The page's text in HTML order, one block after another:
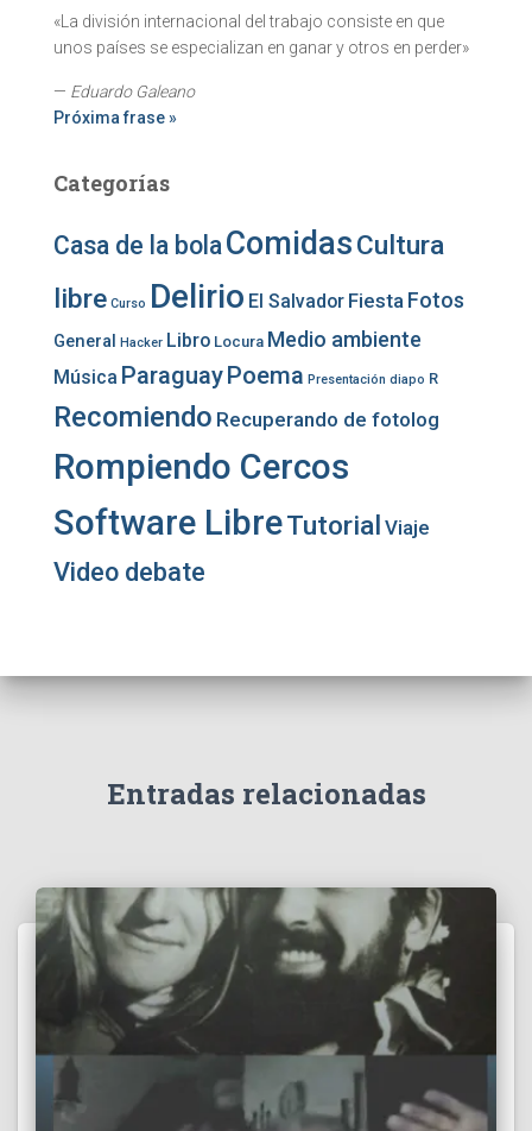
«La división internacional del trabajo consiste en que
unos países se especializan en ganar y otros en perder»
— Eduardo Galeano
Próxima frase »
Categorías
Casa de la bolaComidasCultura
libre Curso Delirio El Salvador Fiesta Fotos
General Hacker Libro Locura Medio ambiente
Música ParaguayPoema Presentación diapo R
Recomiendo Recuperando de fotolog
Rompiendo Cercos
Software LibreTutorial Viaje
Video debate
Entradas relacionadas